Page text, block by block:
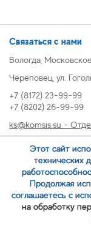
Связаться с нами
Вологда,
Череповец, ул.
+7 (8172) 23-99-99
+7 (8202) 26-99-99
ks@komsis.su -
oz@komsis.su -
ЗАКАЗАТЬ
Этот сайт
технических
Продолжая
соглашаетесь с
на обработку